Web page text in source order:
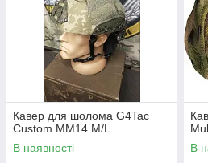
Кавер для шолома G4Tac
Custom MM14 M/L
В наявності
В